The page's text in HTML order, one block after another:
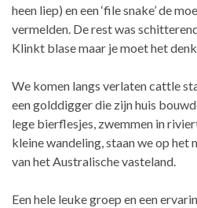
heen liep) en een ‘file snake’ de
vermelden. De rest was schitterend
Klinkt blase maar je moet het
We komen langs verlaten cattle
een golddigger die zijn huis
lege bierflesjes, zwemmen in
kleine wandeling, staan we op
van het Australische vasteland.
Een hele leuke groep en een